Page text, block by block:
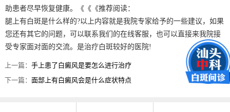
助患者尽早恢复健康。《《《推荐阅读：
腿上有白斑是什么样的?以上内容就是我院专家给予的一些建议，如果
您还有其它的问题，可以联系我们的在线客服，也可以直接来我院接
受专家面对面的交流。是治疗白斑较好的医院!
上一篇：手上患了白癜风是要怎么进行治疗
下一篇：面部上有白癜风会是什么症状特点